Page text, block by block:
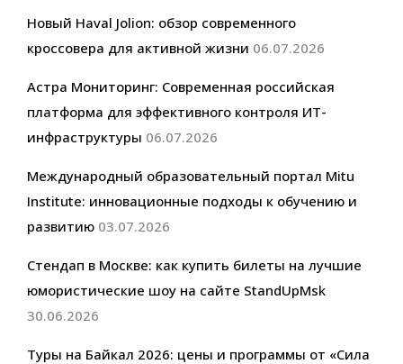
Новый Haval Jolion: обзор современного
кроссовера для активной жизни 06.07.2026
Астра Мониторинг: Современная российская
платформа для эффективного контроля ИТ-
инфраструктуры 06.07.2026
Международный образовательный портал Mitu
Institute: инновационные подходы к обучению и
развитию 03.07.2026
Стендап в Москве: как купить билеты на лучшие
юмористические шоу на сайте StandUpMsk
30.06.2026
Туры на Байкал 2026: цены и программы от «Сила